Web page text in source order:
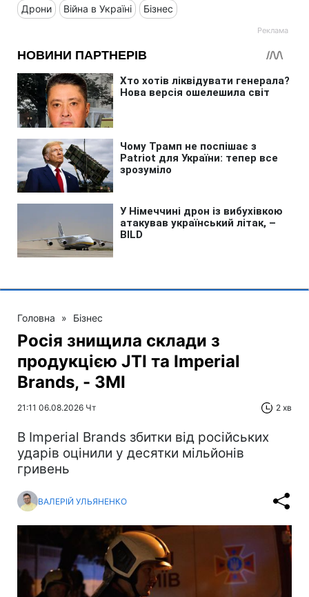
Дрони Війна в Україні Бізнес
Головна » Бізнес
Росія знищила склади з
продукцією JTI та Imperial
Brands, - ЗМІ
21:11 06.08.2026 Чт 2 хв
В Imperial Brands збитки від російських
ударів оцінили у десятки мільйонів
гривень
ВАЛЕРІЙ УЛЬЯНЕНКО